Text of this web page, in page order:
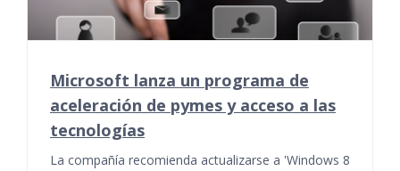
Microsoft lanza un programa de
aceleración de pymes y acceso a las
tecnologías
La compañía recomienda actualizarse a 'Windows 8